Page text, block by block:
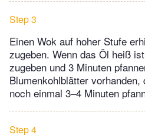
Step 3
Einen Wok auf hoher Stufe
zugeben. Wenn das Öl heiß
zugeben und 3 Minuten
Blumenkohlblätter
noch einmal 3–4 Minuten
Step 4